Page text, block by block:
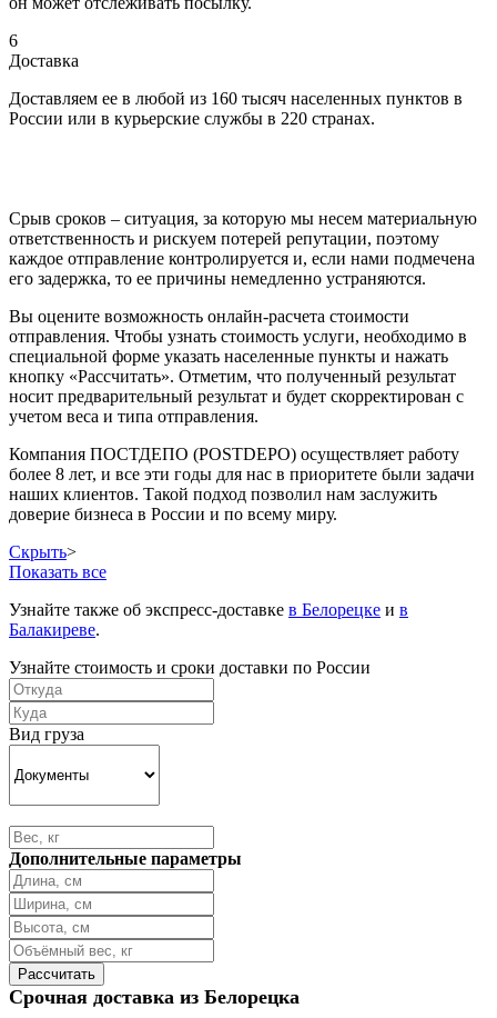
6
Доставка
Доставляем ее в любой из 160 тысяч населенных пунктов в
России или в курьерские службы в 220 странах.
Срыв сроков – ситуация, за которую мы несем материальную
ответственность и рискуем потерей репутации, поэтому
каждое отправление контролируется и, если нами подмечена
его задержка, то ее причины немедленно устраняются.
Вы оцените возможность онлайн-расчета стоимости
отправления. Чтобы узнать стоимость услуги, необходимо в
специальной форме указать населенные пункты и нажать
кнопку «Рассчитать». Отметим, что полученный результат
носит предварительный результат и будет скорректирован с
учетом веса и типа отправления.
Компания ПОСТДЕПО (POSTDEPO) осуществляет работу
более 8 лет, и все эти годы для нас в приоритете были задачи
наших клиентов. Такой подход позволил нам заслужить
доверие бизнеса в России и по всему миру.
Скрыть>
Показать все
Узнайте также об экспресс-доставке в Белорецке и в
Балакиреве.
Узнайте стоимость и сроки доставки по России
Вид груза
Дополнительные параметры
Срочная доставка из Белорецка